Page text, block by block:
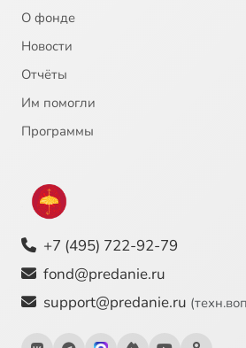
О фонде
Новости
Отчёты
Им помогли
Программы
+7 (495) 722-92-79
fond@predanie.ru
support@predanie.ru